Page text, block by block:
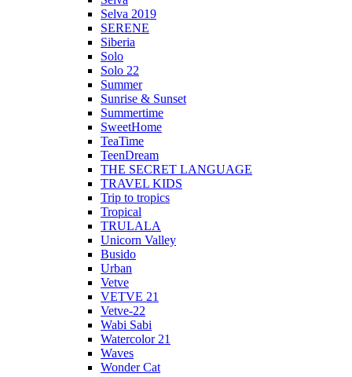
Selva 2019
SERENE
Siberia
Solo
Solo 22
Summer
Sunrise & Sunset
Summertime
SweetHome
TeaTime
TeenDream
THE SECRET LANGUAGE
TRAVEL KIDS
Trip to tropics
Tropical
TRULALA
Unicorn Valley
Busido
Urban
Vetve
VETVE 21
Vetve-22
Wabi Sabi
Watercolor 21
Waves
Wonder Cat